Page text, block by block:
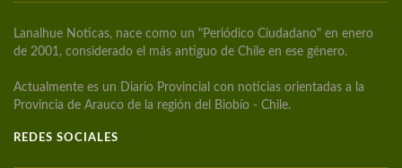
Lanalhue Noticas, nace como un "Periódico Ciudadano" en enero
de 2001, considerado el más antiguo de Chile en ese género.
Actualmente es un Diario Provincial con noticias orientadas a la
Provincia de Arauco de la región del Biobío - Chile.
REDES SOCIALES